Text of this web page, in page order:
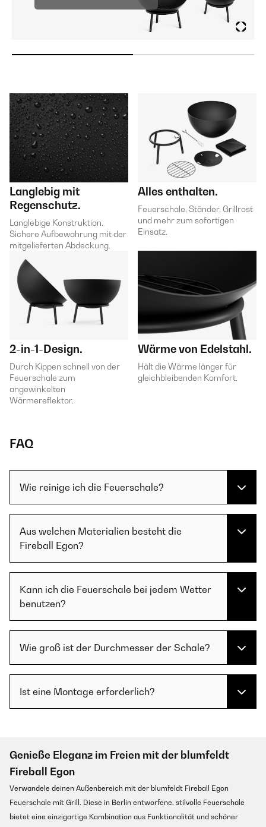
Langlebig mit
Regenschutz.
Langlebige Konstruktion.
Sichere Aufbewahrung mit der
mitgelieferten Abdeckung.
Alles enthalten.
Feuerschale, Ständer, Grillrost
und mehr zum sofortigen
Einsatz.
2-in-1-Design.
Durch Kippen schnell von der
Feuerschale zum
angewinkelten
Wärmereflektor.
Wärme von Edelstahl.
Hält die Wärme länger für
gleichbleibenden Komfort.
FAQ
Wie reinige ich die Feuerschale?
Aus welchen Materialien besteht die
Fireball Egon?
Kann ich die Feuerschale bei jedem Wetter
benutzen?
Wie groß ist der Durchmesser der Schale?
Ist eine Montage erforderlich?
Genieße Eleganz im Freien mit der blumfeldt
Fireball Egon
Verwandele deinen Außenbereich mit der blumfeldt Fireball Egon
Feuerschale mit Grill. Diese in Berlin entworfene, stilvolle Feuerschale
bietet eine einzigartige Kombination aus Funktionalität und schöner